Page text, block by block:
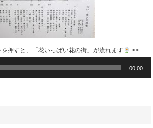
押すと、「花いっぱい花の街」が流れます
>>
声
プ
00:00